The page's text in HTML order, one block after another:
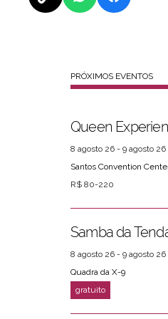
PRÓXIMOS EVENTOS
Queen
8 agosto 26 - 9 agosto
Santos Convention
R$ 80-220
Samba da
8 agosto 26 - 9 agosto
Quadra da X-9